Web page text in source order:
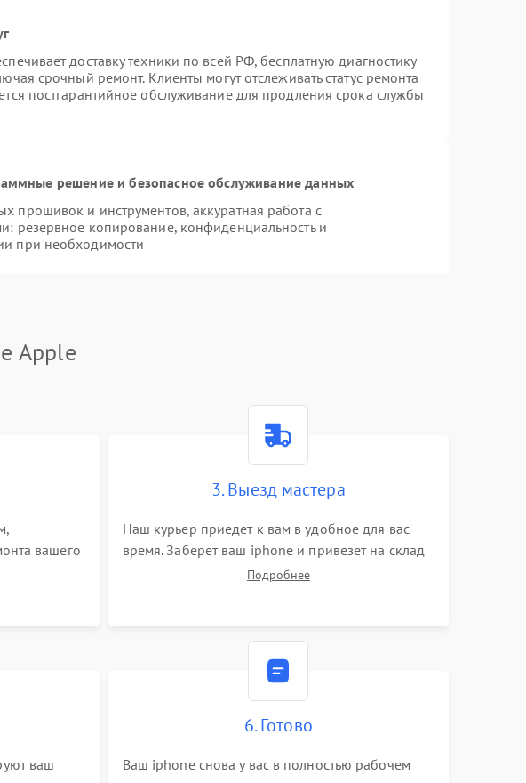
доставку техники по всей РФ, бесплатную диагностику
срочный ремонт. Клиенты могут отслеживать статус ремонта
постгарантийное обслуживание для продления срока службы
решение и безопасное обслуживание данных
прошивок и инструментов, аккуратная работа с
резервное копирование, конфиденциальность и
при необходимости
Apple
вашего
3. Выезд мастера
Наш курьер приедет к вам в удобное для вас
время. Заберет ваш iphone и привезет на склад
Подробнее
ваш
6. Готово
Ваш iphone снова у вас в полностью рабочем